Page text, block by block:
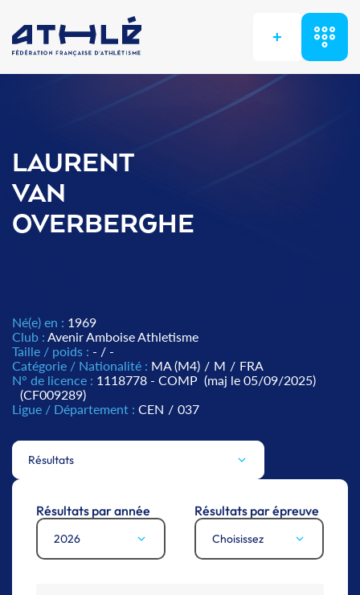
+
LAURENT
VAN
OVERBERGHE
Né(e) en : 1969
Club : Avenir Amboise Athletisme
Taille / poids : - / -
Catégorie / Nationalité : MA (M4) / M / FRA
N° de licence : 1118778 - COMP (maj le 05/09/2025)
(CF009289)
Ligue / Département : CEN / 037
Résultats
Résultats par année
2026
Résultats par épreuve
Choisissez